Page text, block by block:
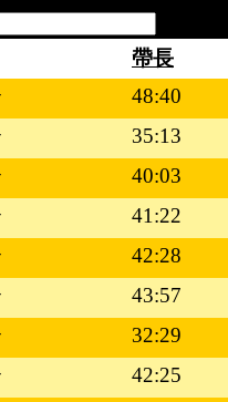
帶長
48:40
35:13
40:03
41:22
42:28
43:57
32:29
42:25